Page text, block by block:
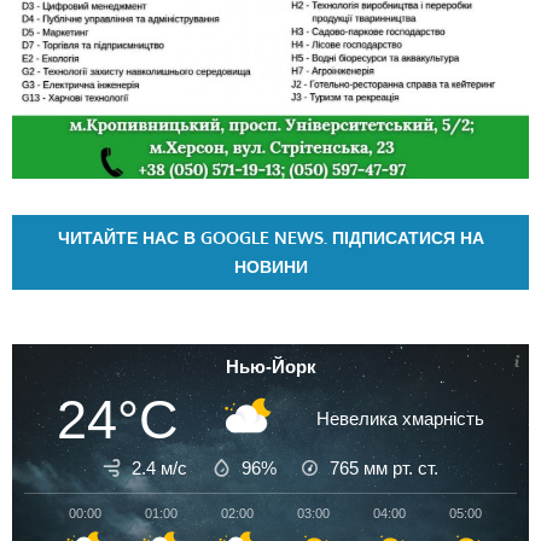
ЧИТАЙТЕ НАС В GOOGLE NEWS. ПІДПИСАТИСЯ НА
НОВИНИ
Нью-Йорк
24°C Невелика хмарність
2.4 м/с 96% 765 мм рт. ст.
00:00 01:00 02:00 03:00 04:00 05:00